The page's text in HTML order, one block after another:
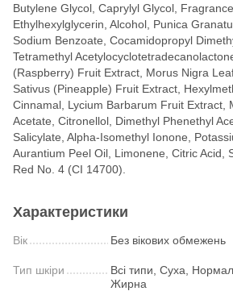
Butylene Glycol, Caprylyl Glycol,
Ethylhexylglycerin, Alcohol, Punica
Sodium Benzoate, Cocamidopropyl
Tetramethyl
(Raspberry) Fruit Extract, Morus Nigra
Sativus (Pineapple) Fruit Extract,
Cinnamal, Lycium Barbarum Fruit Extract,
Acetate, Citronellol, Dimethyl Phenethyl
Salicylate, Alpha-Isomethyl Ionone,
Aurantium Peel Oil, Limonene, Citric Acid,
Red No. 4 (CI 14700).
Характеристики
Вік Без вікових обмежень
Тип шкіри
Всі типи, Суха,
Жирна